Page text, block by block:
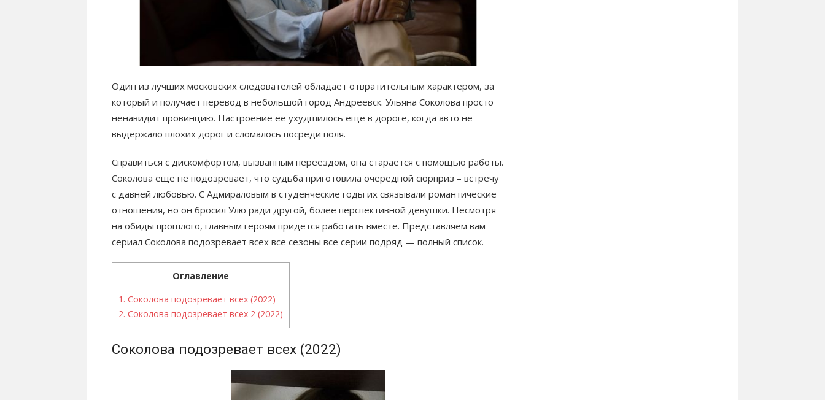
Один из лучших московских следователей обладает отвратительным характером, за
который и получает перевод в небольшой город Андреевск. Ульяна Соколова просто
ненавидит провинцию. Настроение ее ухудшилось еще в дороге, когда авто не
выдержало плохих дорог и сломалось посреди поля.
Справиться с дискомфортом, вызванным переездом, она старается с помощью работы.
Соколова еще не подозревает, что судьба приготовила очередной сюрприз – встречу
с давней любовью. С Адмираловым в студенческие годы их связывали романтические
отношения, но он бросил Улю ради другой, более перспективной девушки. Несмотря
на обиды прошлого, главным героям придется работать вместе. Представляем вам
сериал Соколова подозревает всех все сезоны все серии подряд — полный список.
Оглавление
1. Соколова подозревает всех (2022)
2. Соколова подозревает всех 2 (2022)
Соколова подозревает всех (2022)